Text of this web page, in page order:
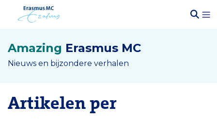
Amazing Erasmus MC
Nieuws en bijzondere verhalen
Artikelen per